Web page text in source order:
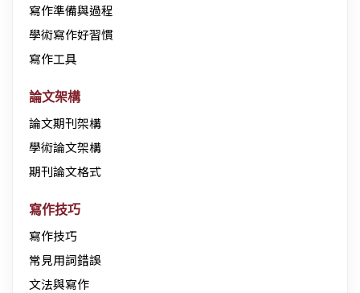
寫作準備與過程
學術寫作好習慣
寫作工具
論文架構
論文期刊架構
學術論文架構
期刊論文格式
寫作技巧
寫作技巧
常見用詞錯誤
文法與寫作